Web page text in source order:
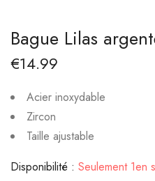
Bague Lilas
€14.99
Acier inoxydable
Zircon
Taille ajustable
Disponibilité : Seulement 1en